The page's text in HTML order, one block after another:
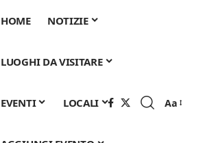
HOME NOTIZIE
LUOGHI DA VISITARE
EVENTI LOCALI
Font
Aa